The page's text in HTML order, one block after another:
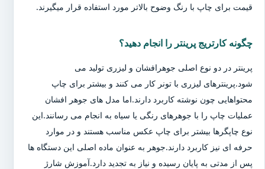
قیمت برای چاپ با رنگ وضوح بالاتر مورد استفاده قرار میگیرند.
چگونه کارتریج پرینتر را انجام دهید؟
پرینتر در دو نوع اصلی جوهرافشان و لیزری تولید می
شود.پرینترهای لیزری با تونر کار می کنند و بیشتر برای چاپ
محتواهایی چون نوشته کاربرد دارند.اما مدل های جوهر افشان
عملیات چاپ را با جوهرهای رنگی یا سیاه به انجام می رسانند.این
نوع چاپگرها بیشتر برای چاپ عکس مناسب هستند و در موارد
حرفه ای نیز کاربرد دارند.جوهر به عنوان ماده اصلی این دستگاه ها
پس از مدتی به پایان رسیده و نیاز به تجدید دارد.آموزش شارژ